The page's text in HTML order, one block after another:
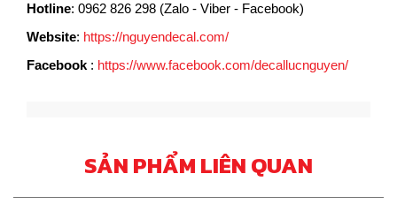
Hotline: 0962 826 298 (Zalo - Viber - Facebook)
Website: https://nguyendecal.com/
Facebook : https://www.facebook.com/decallucnguyen/
SẢN PHẨM LIÊN QUAN